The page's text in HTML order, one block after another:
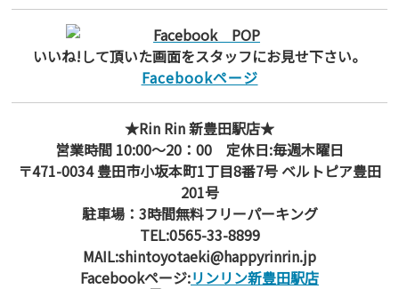
いいね!して頂いた画面をスタッフにお見せ下さい。
Facebookページ
★Rin Rin 新豊田駅店★
営業時間 10:00～20：00 定休日:毎週木曜日
〒471-0034 豊田市小坂本町1丁目8番7号 ベルトピア豊田
201号
駐車場：3時間無料フリーパーキング
TEL:0565-33-8899
MAIL:shintoyotaeki@happyrinrin.jp
Facebookページ:リンリン新豊田駅店